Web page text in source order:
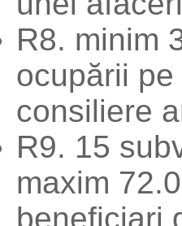
R8. minim
ocupării
consiliere
R9. 15
maxim
beneficiari